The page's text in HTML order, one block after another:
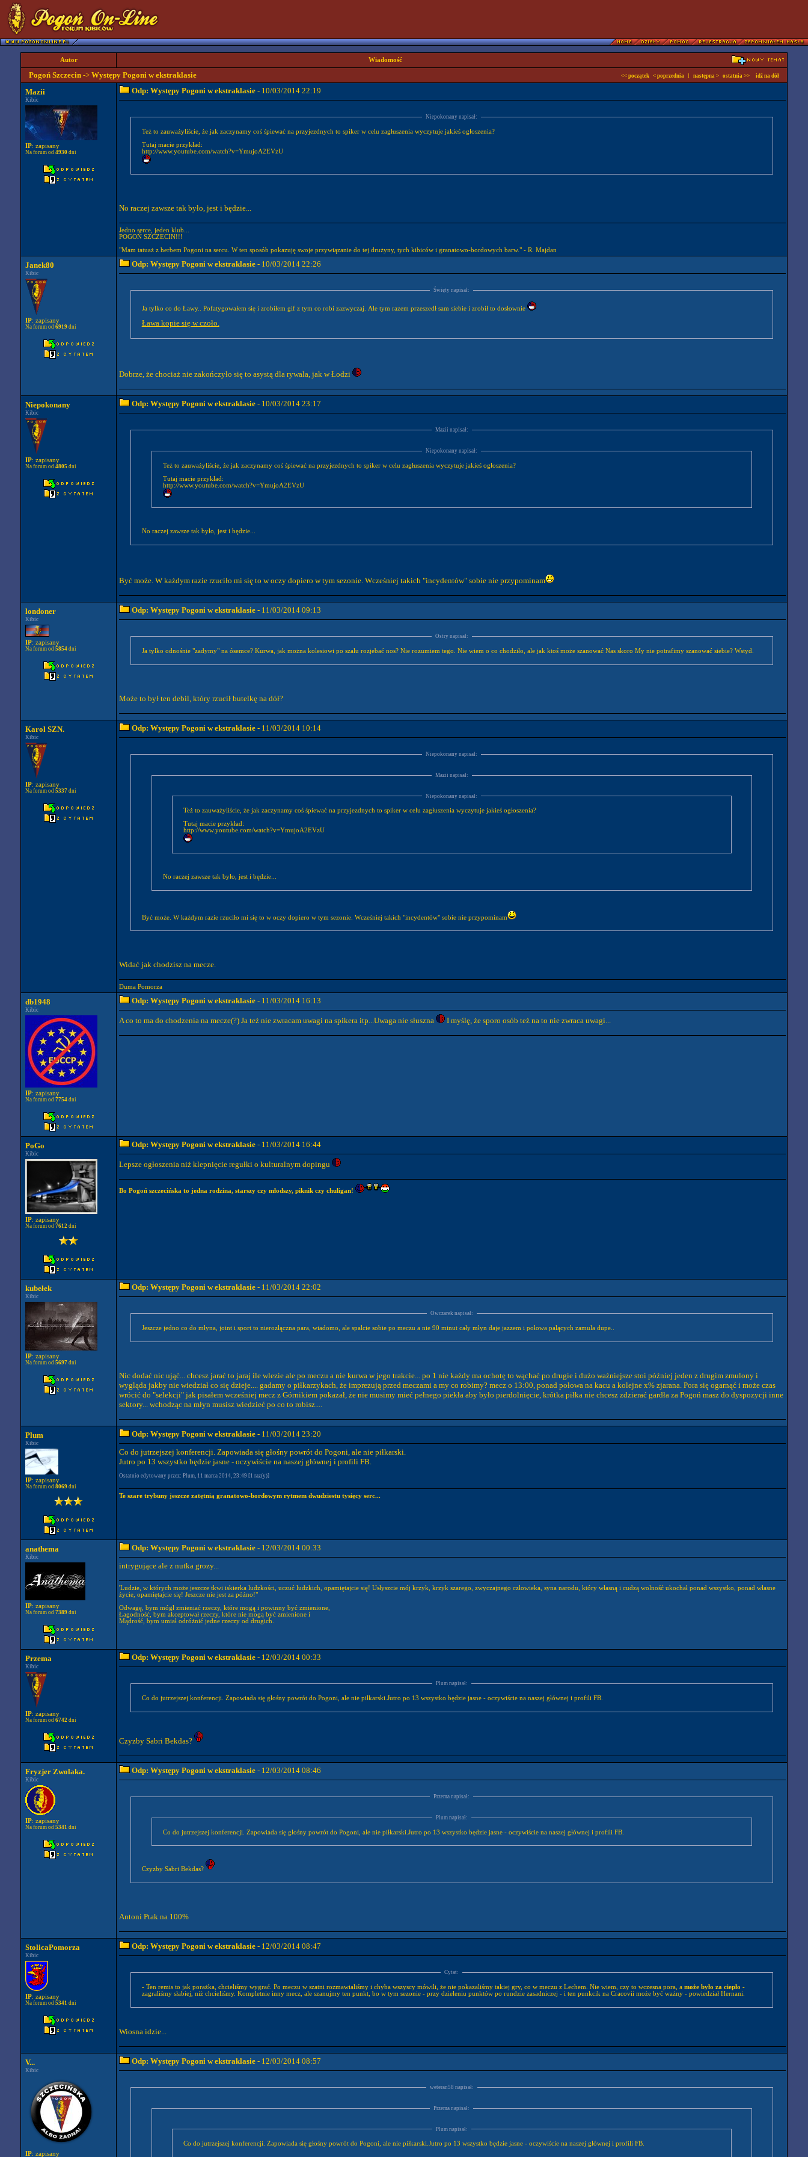
Autor Wiadomość
Pogoń Szczecin -> Występy Pogoni w ekstraklasie << początek < poprzednia l następna > ostatnia >> idź na dół
Mazii
Kibic
IP: zapisany
Na forum od 4930 dni
Odp: Występy Pogoni w ekstraklasie - 10/03/2014 22:19
Niepokonany napisał:
Też to zauważyliście, że jak zaczynamy coś śpiewać na przyjezdnych to spiker w celu zagłuszenia wyczytuje jakieś ogłoszenia?
Tutaj macie przykład:
http://www.youtube.com/watch?v=YmujoA2EVzU
No raczej zawsze tak było, jest i będzie...
Jedno serce, jeden klub...
POGOŃ SZCZECIN!!!
"Mam tatuaż z herbem Pogoni na sercu. W ten sposób pokazuję swoje przywiązanie do tej drużyny, tych kibiców i granatowo-bordowych barw." - R. Majdan
Janek80
Kibic
IP: zapisany
Na forum od 6919 dni
Odp: Występy Pogoni w ekstraklasie - 10/03/2014 22:26
Święty napisał:
Ja tylko co do Ławy.. Pofatygowałem się i zrobiłem gif z tym co robi zazwyczaj. Ale tym razem przeszedł sam siebie i zrobił to dosłownie
Ława kopie się w czoło.
Dobrze, że chociaż nie zakończyło się to asystą dla rywala, jak w Łodzi
Niepokonany
Kibic
IP: zapisany
Na forum od 4805 dni
Odp: Występy Pogoni w ekstraklasie - 10/03/2014 23:17
Mazii napisał:
Niepokonany napisał:
Też to zauważyliście, że jak zaczynamy coś śpiewać na przyjezdnych to spiker w celu zagłuszenia wyczytuje jakieś ogłoszenia?
Tutaj macie przykład:
http://www.youtube.com/watch?v=YmujoA2EVzU
No raczej zawsze tak było, jest i będzie...
Być może. W każdym razie rzuciło mi się to w oczy dopiero w tym sezonie. Wcześniej takich "incydentów" sobie nie przypominam
londoner
Kibic
IP: zapisany
Na forum od 5854 dni
Odp: Występy Pogoni w ekstraklasie - 11/03/2014 09:13
Ostry napisał:
Ja tylko odnośnie "zadymy" na ósemce? Kurwa, jak można kolesiowi po szalu rozjebać nos? Nie rozumiem tego. Nie wiem o co chodziło, ale jak ktoś może szanować Nas skoro My nie potrafimy szanować siebie? Wstyd.
Może to był ten debil, który rzucił butelkę na dół?
Karol SZN.
Kibic
IP: zapisany
Na forum od 5337 dni
Odp: Występy Pogoni w ekstraklasie - 11/03/2014 10:14
Niepokonany napisał:
Mazii napisał:
Niepokonany napisał:
Też to zauważyliście, że jak zaczynamy coś śpiewać na przyjezdnych to spiker w celu zagłuszenia wyczytuje jakieś ogłoszenia?
Tutaj macie przykład:
http://www.youtube.com/watch?v=YmujoA2EVzU
No raczej zawsze tak było, jest i będzie...
Być może. W każdym razie rzuciło mi się to w oczy dopiero w tym sezonie. Wcześniej takich "incydentów" sobie nie przypominam
Widać jak chodzisz na mecze.
Duma Pomorza
db1948
Kibic
IP: zapisany
Na forum od 7754 dni
Odp: Występy Pogoni w ekstraklasie - 11/03/2014 16:13
A co to ma do chodzenia na mecze(?) Ja też nie zwracam uwagi na spikera itp...Uwaga nie słuszna I myślę, że sporo osób też na to nie zwraca uwagi...
PoGo
Kibic
IP: zapisany
Na forum od 7612 dni
Odp: Występy Pogoni w ekstraklasie - 11/03/2014 16:44
Lepsze ogłoszenia niż klepnięcie regułki o kulturalnym dopingu
Bo Pogoń szczecińska to jedna rodzina, starszy czy młodszy, piknik czy chuligan!
kubełek
Kibic
IP: zapisany
Na forum od 5697 dni
Odp: Występy Pogoni w ekstraklasie - 11/03/2014 22:02
Owczarek napisał:
Jeszcze jedno co do młyna, joint i sport to nierozłączna para, wiadomo, ale spalcie sobie po meczu a nie 90 minut cały młyn daje jazzem i połowa palących zamula dupe..
Nic dodać nic ująć... chcesz jarać to jaraj ile wlezie ale po meczu a nie kurwa w jego trakcie... po 1 nie każdy ma ochotę to wąchać po drugie i dużo ważniejsze stoi później jeden z drugim zmulony i
wygląda jakby nie wiedział co się dzieje.... gadamy o piłkarzykach, że imprezują przed meczami a my co robimy? mecz o 13:00, ponad połowa na kacu a kolejne x% zjarana. Pora się ogarnąć i może czas
wrócić do "selekcji" jak pisałem wcześniej mecz z Górnikiem pokazał, że nie musimy mieć pełnego piekła aby było pierdolnięcie, krótka piłka nie chcesz zdzierać gardła za Pogoń masz do dyspozycji inne
sektory... wchodząc na młyn musisz wiedzieć po co to robisz....
Plum
Kibic
IP: zapisany
Na forum od 8069 dni
Odp: Występy Pogoni w ekstraklasie - 11/03/2014 23:20
Co do jutrzejszej konferencji. Zapowiada się głośny powrót do Pogoni, ale nie piłkarski.
Jutro po 13 wszystko będzie jasne - oczywiście na naszej głównej i profili FB.
Ostatnio edytowany przez: Plum, 11 marca 2014, 23:49 [1 raz(y)]
Te szare trybuny jeszcze zatętnią granatowo-bordowym rytmem dwudziestu tysięcy serc...
anathema
Kibic
IP: zapisany
Na forum od 7389 dni
Odp: Występy Pogoni w ekstraklasie - 12/03/2014 00:33
intrygujące ale z nutka grozy...
'Ludzie, w których może jeszcze tkwi iskierka ludzkości, uczuć ludzkich, opamiętajcie się! Usłyszcie mój krzyk, krzyk szarego, zwyczajnego człowieka, syna narodu, który własną i cudzą wolność ukochał ponad wszystko, ponad własne
życie, opamiętajcie się! Jeszcze nie jest za późno!"
Odwagę, bym mógł zmieniać rzeczy, które mogą i powinny być zmienione,
Łagodność, bym akceptował rzeczy, które nie mogą być zmienione i
Mądrość, bym umiał odróżnić jedne rzeczy od drugich.
Przema
Kibic
IP: zapisany
Na forum od 6742 dni
Odp: Występy Pogoni w ekstraklasie - 12/03/2014 00:33
Plum napisał:
Co do jutrzejszej konferencji. Zapowiada się głośny powrót do Pogoni, ale nie piłkarski.Jutro po 13 wszystko będzie jasne - oczywiście na naszej głównej i profili FB.
Czyzby Sabri Bekdas?
Fryzjer Zwolaka.
Kibic
IP: zapisany
Na forum od 5341 dni
Odp: Występy Pogoni w ekstraklasie - 12/03/2014 08:46
Przema napisał:
Plum napisał:
Co do jutrzejszej konferencji. Zapowiada się głośny powrót do Pogoni, ale nie piłkarski.Jutro po 13 wszystko będzie jasne - oczywiście na naszej głównej i profili FB.
Czyzby Sabri Bekdas?
Antoni Ptak na 100%
StolicaPomorza
Kibic
IP: zapisany
Na forum od 5341 dni
Odp: Występy Pogoni w ekstraklasie - 12/03/2014 08:47
Cytat:
- Ten remis to jak porażka, chcieliśmy wygrać. Po meczu w szatni rozmawialiśmy i chyba wszyscy mówili, że nie pokazaliśmy takiej gry, co w meczu z Lechem. Nie wiem, czy to wczesna pora, a może było za ciepło -
zagraliśmy słabiej, niż chcieliśmy. Kompletnie inny mecz, ale szanujmy ten punkt, bo w tym sezonie - przy dzieleniu punktów po rundzie zasadniczej - i ten punkcik na Cracovii może być ważny - powiedział Hernani.
Wiosna idzie...
V...
Kibic
IP: zapisany
Odp: Występy Pogoni w ekstraklasie - 12/03/2014 08:57
weteran58 napisał:
Przema napisał:
Plum napisał:
Co do jutrzejszej konferencji. Zapowiada się głośny powrót do Pogoni, ale nie piłkarski.Jutro po 13 wszystko będzie jasne - oczywiście na naszej głównej i profili FB.